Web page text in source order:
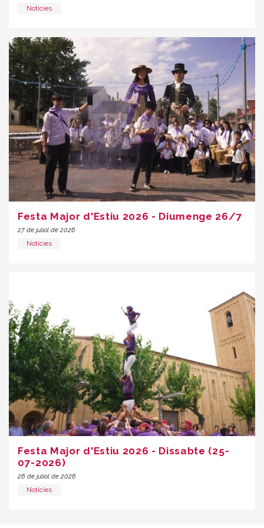
Notícies
Festa Major d'Estiu 2026 - Diumenge 26/7
27 de juliol de 2026
Notícies
Festa Major d'Estiu 2026 - Dissabte (25-
07-2026)
26 de juliol de 2026
Notícies